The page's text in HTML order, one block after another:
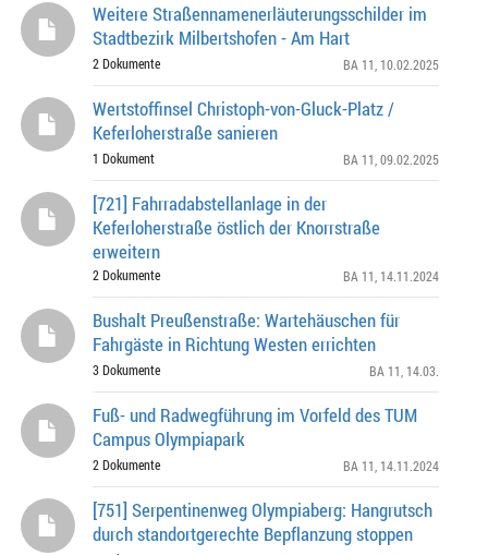
Weitere Straßennamenerläuterungsschilder im
Stadtbezirk Milbertshofen - Am Hart
2 Dokumente BA 11 , 10.02.2025
Wertstoffinsel Christoph-von-Gluck-Platz /
Keferloherstraße sanieren
1 Dokument BA 11 , 09.02.2025
[721] Fahrradabstellanlage in der
Keferloherstraße östlich der Knorrstraße
erweitern
2 Dokumente BA 11 , 14.11.2024
Bushalt Preußenstraße: Wartehäuschen für
Fahrgäste in Richtung Westen errichten
3 Dokumente BA 11 , 14.03.
Fuß- und Radwegführung im Vorfeld des TUM
Campus Olympiapark
2 Dokumente BA 11 , 14.11.2024
[751] Serpentinenweg Olympiaberg: Hangrutsch
durch standortgerechte Bepflanzung stoppen